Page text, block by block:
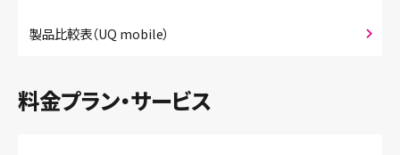
製品比較表（UQ mobile）
料金プラン・サービス